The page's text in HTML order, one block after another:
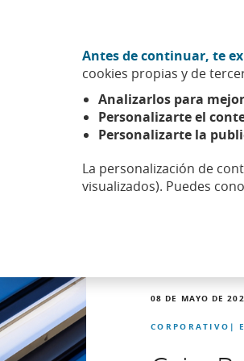
Antes de continuar, te
cookies propias y de
Analizarlos para
Personalizarte el
Personalizarte la
La personalización de
visualizados). Puedes
Actualidad Noticias
08 DE MAYO DE
CORPORATIVO